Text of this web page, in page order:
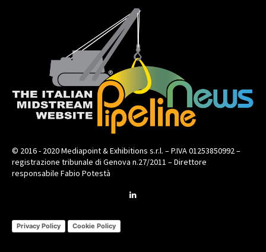
© 2016 - 2020 Mediapoint & Exhibitions s.r.l. – P.IVA 01253850992 –
registrazione tribunale di Genova n.27/2011 – Direttore
responsabile Fabio Potestà
Privacy Policy Cookie Policy